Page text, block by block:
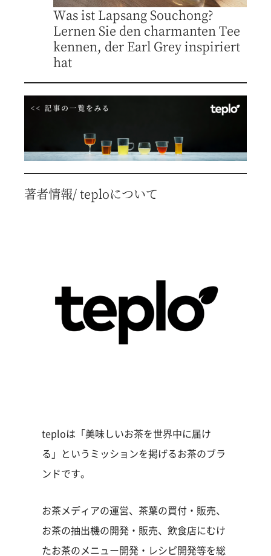
Was ist Lapsang Souchong?
Lernen Sie den charmanten Tee
kennen, der Earl Grey inspiriert
hat
著者情報/ teploについて
teploは「美味しいお茶を世界中に届け
る」というミッションを掲げるお茶のブラ
ンドです。
お茶メディアの運営、茶葉の買付・販売、
お茶の抽出機の開発・販売、飲食店にむけ
たお茶のメニュー開発・レシピ開発等を総